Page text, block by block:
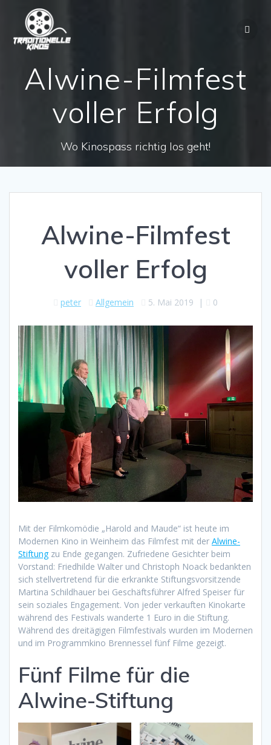
Alwine-Filmfest
voller Erfolg
Wo Kinospass richtig los geht!
Alwine-Filmfest
voller Erfolg
peter Allgemein 5. Mai 2019 | 0
Mit der Filmkomödie „Harold and Maude“ ist heute im
Modernen Kino in Weinheim das Filmfest mit der Alwine-
Stiftungzu Ende gegangen. Zufriedene Gesichter beim
Vorstand: Friedhilde Walter und Christoph Noack bedankten
sich stellvertretend für die erkrankte Stiftungsvorsitzende
Martina Schildhauer bei Geschäftsführer Alfred Speiser für
sein soziales Engagement. Von jeder verkauften Kinokarte
während des Festivals wanderte 1 Euro in die Stiftung.
Während des dreitägigen Filmfestivals wurden im Modernen
und im Programmkino Brennessel fünf Filme gezeigt.
Fünf Filme für die
Alwine-Stiftung